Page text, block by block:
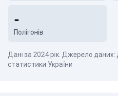
Полігонів
-
Дані за 2024 рік. Джерело
статистики України